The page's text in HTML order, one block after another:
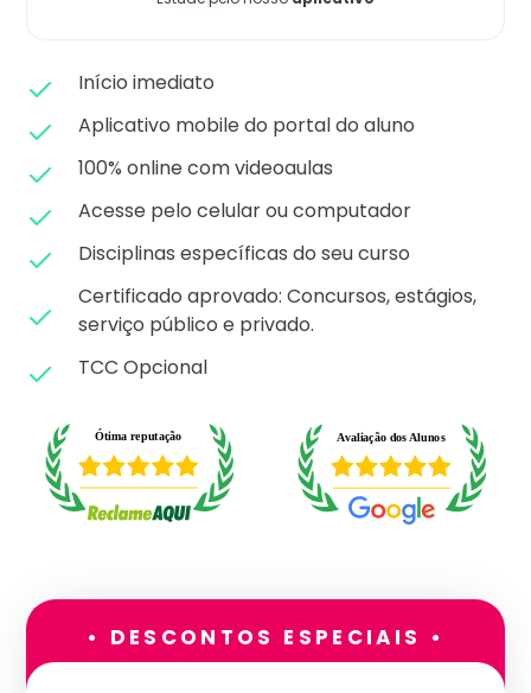
Início imediato
Aplicativo mobile do portal do aluno
100% online com videoaulas
Acesse pelo celular ou computador
Disciplinas específicas do seu curso
Certificado aprovado: Concursos, estágios,
serviço público e privado.
TCC Opcional
• DESCONTOS ESPECIAIS •